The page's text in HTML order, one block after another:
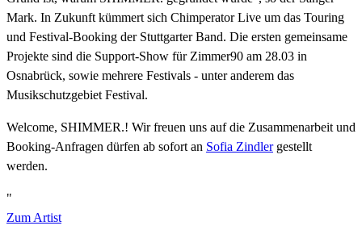
Mark. In Zukunft kümmert sich Chimperator Live um das Touring
und Festival-Booking der Stuttgarter Band. Die ersten gemeinsame
Projekte sind die Support-Show für Zimmer90 am 28.03 in
Osnabrück, sowie mehrere Festivals - unter anderem das
Musikschutzgebiet Festival.
Welcome, SHIMMER.! Wir freuen uns auf die Zusammenarbeit und
Booking-Anfragen dürfen ab sofort an Sofia Zindlergestellt
werden.
"
Zum Artist